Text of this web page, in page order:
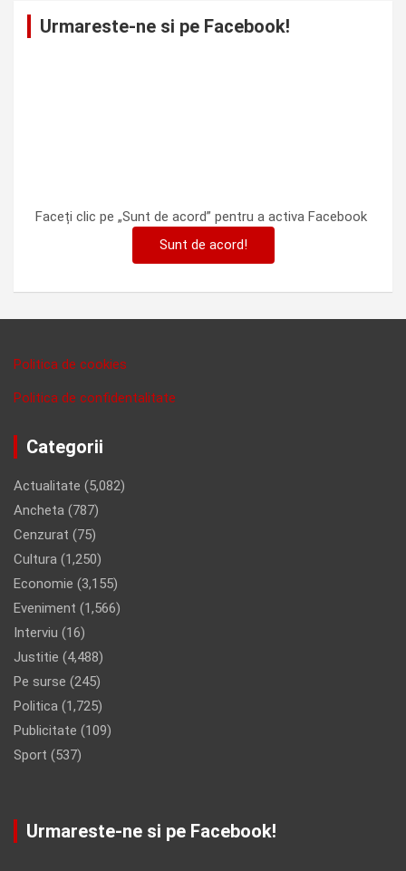
Urmareste-ne si pe Facebook!
Faceți clic pe „Sunt de acord” pentru a activa Facebook
Sunt de acord!
Politica de cookies
Politica de confidentalitate
Categorii
Actualitate (5,082)
Ancheta (787)
Cenzurat (75)
Cultura (1,250)
Economie (3,155)
Eveniment (1,566)
Interviu (16)
Justitie (4,488)
Pe surse (245)
Politica (1,725)
Publicitate (109)
Sport (537)
Urmareste-ne si pe Facebook!